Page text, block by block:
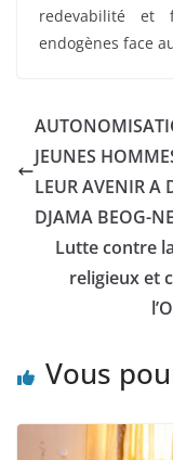
redevabilité et
endogènes face
JEUNES
LEUR AVENIR A
DJAMA BEOG-
Lutte contre
religieux et
Vous